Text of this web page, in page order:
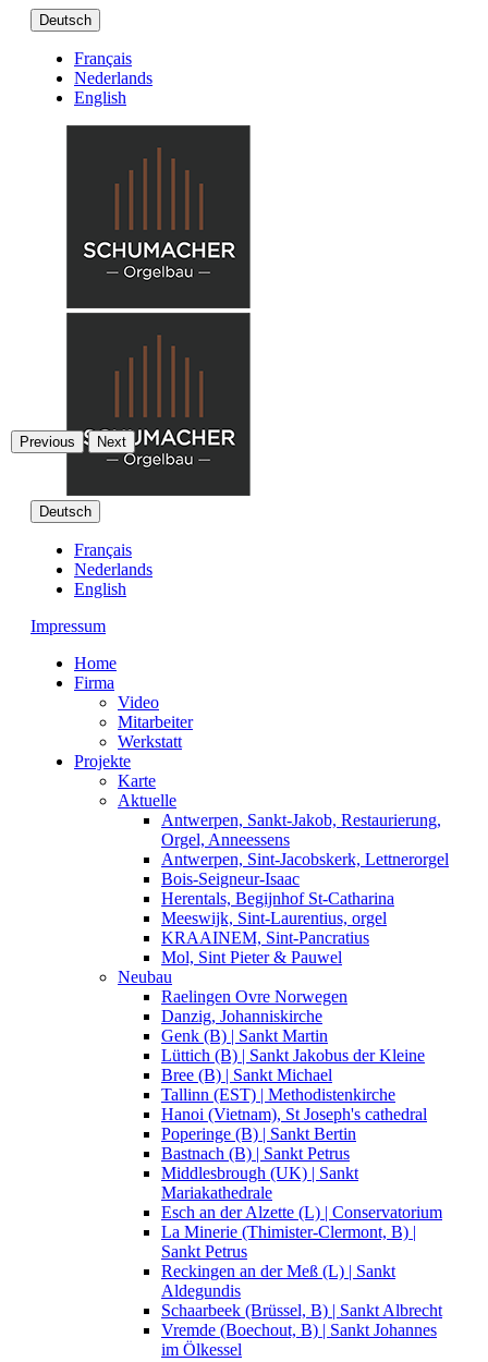
Deutsch
Français
Nederlands
English
Deutsch
Français
Nederlands
English
Impressum
Home
Firma
Video
Mitarbeiter
Werkstatt
Projekte
Karte
Aktuelle
Antwerpen, Sankt-Jakob, Restaurierung,
Orgel, Anneessens
Antwerpen, Sint-Jacobskerk, Lettnerorgel
Bois-Seigneur-Isaac
Herentals, Begijnhof St-Catharina
Meeswijk, Sint-Laurentius, orgel
KRAAINEM, Sint-Pancratius
Mol, Sint Pieter & Pauwel
Neubau
Raelingen Ovre Norwegen
Danzig, Johanniskirche
Genk (B) | Sankt Martin
Lüttich (B) | Sankt Jakobus der Kleine
Bree (B) | Sankt Michael
Tallinn (EST) | Methodistenkirche
Hanoi (Vietnam), St Joseph's cathedral
Poperinge (B) | Sankt Bertin
Bastnach (B) | Sankt Petrus
Middlesbrough (UK) | Sankt
Mariakathedrale
Esch an der Alzette (L) | Conservatorium
La Minerie (Thimister-Clermont, B) |
Sankt Petrus
Reckingen an der Meß (L) | Sankt
Aldegundis
Schaarbeek (Brüssel, B) | Sankt Albrecht
Vremde (Boechout, B) | Sankt Johannes
im Ölkessel
Previous Next